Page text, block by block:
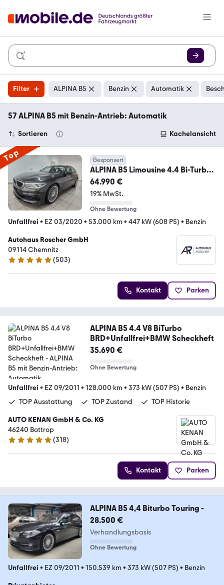
Filter ALPINA B5 Benzin Automatik
57 ALPINA B5 mit Benzin-Antrieb: Automatik
Sortieren Kachelansicht
Top Gesponsert
ALPINA B5 Limousine 4.4 Bi-Turbo
xDrive Massage HUD H&K
64.990 €
19% MwSt.
Ohne Bewertung
Unfallfrei • EZ 03/2020 • 53.000 km • 447 kW (608 PS) • Benzin
Autohaus Roscher GmbH
09114 Chemnitz
4.8 Sterne
(503)
Kontakt Parken
ALPINA B5 4.4 V8 BiTurbo
BRD+Unfallfrei+BMW Scheckheft
35.690 €
Ohne Bewertung
Unfallfrei • EZ 09/2011 • 128.000 km • 373 kW (507 PS) • Benzin
TOP Ausstattung
TOP Zustand TOP Historie
AUTO KENAN GmbH & Co. KG
46240 ­­­­­­Bottrop
4.8 Sterne
(318)
Kontakt Parken
ALPINA B5 4,4 Biturbo Touring -
28.500 €
Verhandlungsbasis
Ohne Bewertung
Unfallfrei • EZ 09/2011 • 150.539 km • 373 kW (507 PS) • Benzin